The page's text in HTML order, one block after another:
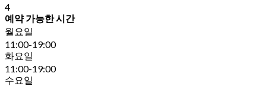
4
예약 가능한 시간
월요일
11:00-19:00
화요일
11:00-19:00
수요일